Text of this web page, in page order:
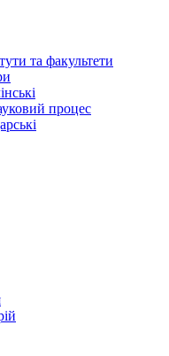
та факультети
процес